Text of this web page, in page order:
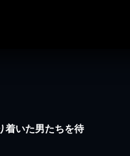
着いた男たちを待